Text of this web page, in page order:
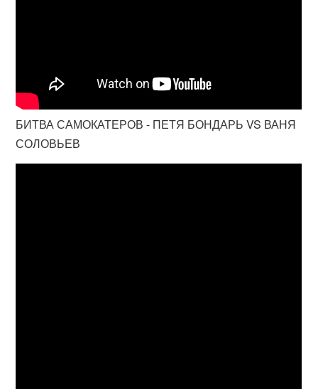
БИТВА САМОКАТЕРОВ - ПЕТЯ БОНДАРЬ VS ВАНЯ
СОЛОВЬЕВ